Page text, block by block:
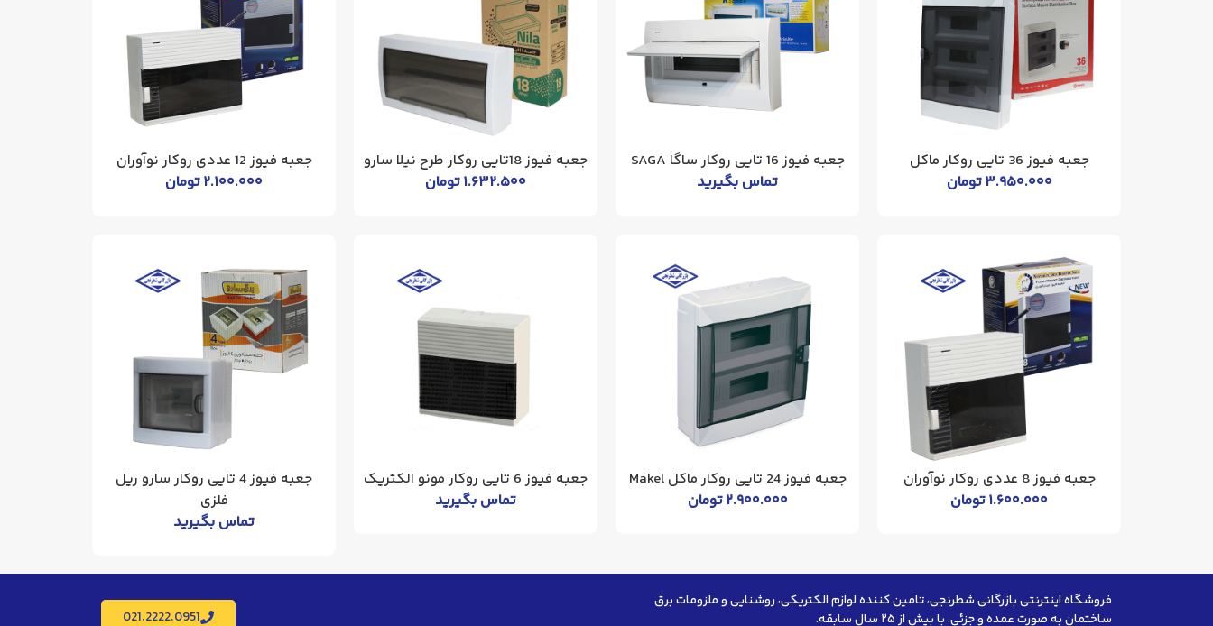
جعبه فیوز 36 تایی روکار ماکل
۳.۹۵۰.۰۰۰تومان
جعبه فیوز 16 تایی روکار ساگا SAGA
تماس بگیرید
جعبه فیوز 18تایی روکار طرح نیلا سارو
۱.۶۳۲.۵۰۰تومان
جعبه فیوز 12 عددی روکار نوآوران
۲.۱۰۰.۰۰۰تومان
جعبه فیوز 8 عددی روکار نوآوران
۱.۶۰۰.۰۰۰تومان
جعبه فیوز 24 تایی روکار ماکل Makel
۲.۹۰۰.۰۰۰تومان
جعبه فیوز 6 تایی روکار مونو الکتریک
تماس بگیرید
جعبه فیوز 4 تایی روکار سارو ریل
فلزی
تماس بگیرید
فروشگاه اینترنتی بازرگانی شطرنجی، تامین کننده لوازم الکتریکی، روشنایی و ملزومات برق
ساختمان به صورت عمده و جزئی. با بیش از ۲۵ سال سابقه.
021.2222.0951